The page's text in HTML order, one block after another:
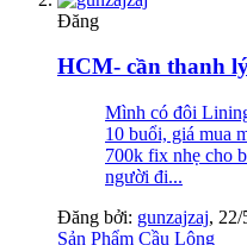
Đăng
HCM- cần thanh
Mình có đôi
10 buổi, giá mua
700k fix nhẹ cho
người đi...
Đăng bởi: gunzajzaj, 22/
Sản Phẩm Cầu Lông